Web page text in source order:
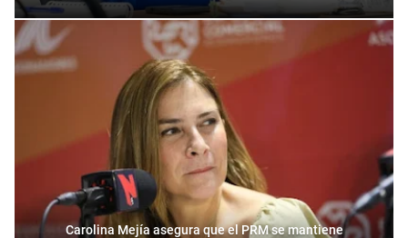
Carolina Mejía asegura que el PRM se mantiene